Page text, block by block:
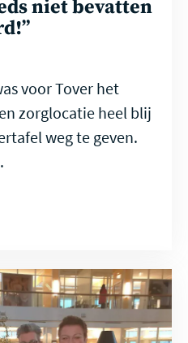
niet bevatten
voor Tover het
zorglocatie heel blij
weg te geven.